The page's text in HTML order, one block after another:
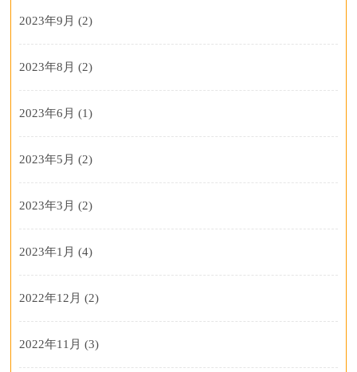
2023年9月 (2)
2023年8月 (2)
2023年6月 (1)
2023年5月 (2)
2023年3月 (2)
2023年1月 (4)
2022年12月 (2)
2022年11月 (3)